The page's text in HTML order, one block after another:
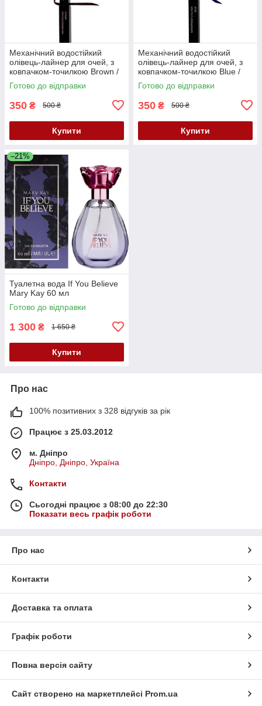
Механічний водостійкий
олівець-лайнер для очей, з
ковпачком-точилкою Brown /
Коричневий, Mary Kay, 0.3 г
Готово до відправки
350 ₴ 500 ₴
Купити
Механічний водостійкий
олівець-лайнер для очей, з
ковпачком-точилкою Blue /
Синій, Mary Kay, 0.3 г
Готово до відправки
350 ₴ 500 ₴
Купити
–21%
Туалетна вода If You Believe
Mary Kay 60 мл
Готово до відправки
1 300 ₴ 1 650 ₴
Купити
Про нас
100% позитивних з 328 відгуків за рік
Працює з 25.03.2012
м. Дніпро
Дніпро, Дніпро, Україна
Контакти
Сьогодні працює з 08:00 до 22:30
Показати весь графік роботи
Про нас
Контакти
Доставка та оплата
Графік роботи
Повна версія сайту
Сайт створено на маркетплейсі Prom.ua